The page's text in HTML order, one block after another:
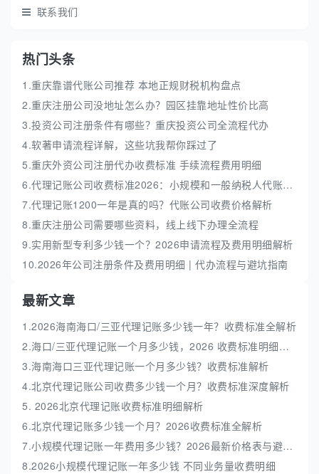
联系我们
热门头条
1.重庆靠谱代账公司推荐 本地正规财税机构盘点
2.重庆注册公司没地址怎么办？园区挂靠地址性价比高
3.投资公司注册条件有哪些？重庆投资公司全流程代办
4.软著申请流程详解，这些坑我帮你踩过了
5.重庆外资公司注册代办收费标准 手续流程费用明细
6.代理记账公司收费标准2026：小规模和一般纳税人代账费解析
7.代理记账1200一年是真的吗？代账公司收费价格解析
8.重庆注册公司需要哪些资料，线上线下办理全流程
9.实用新型专利多少钱一个？2026申请流程及费用明细解析
10.2026年公司注册条件及费用明细 | 代办流程与避坑指南
最新文章
1.2026海南海口/三亚代理记账多少钱一年？收费标准全解析
2.海口/三亚代理记账一个月多少钱，2026 收费标准明细解析
3.海南海口三亚代理记账一个月多少钱？收费标准解析
4.北京代理记账公司收费多少钱一个月？收费标准深度解析
5. 2026北京代理记账收费标准明细解析
6.北京代理记账多少钱一个月？2026收费标准全解析
7.小规模代理记账一年费用多少钱？2026最新价格表与避坑指南
8.2026小规模代理记账一年多少钱 不同业务量收费明细